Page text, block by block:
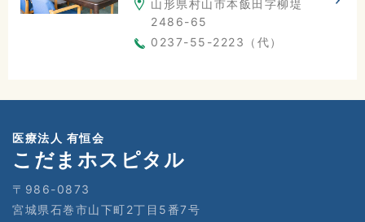
山形県村山市本飯田字柳堤
2486-65
0237-55-2223（代）
医療法人 有恒会
こだまホスピタル
〒986-0873
宮城県石巻市山下町2丁目5番7号